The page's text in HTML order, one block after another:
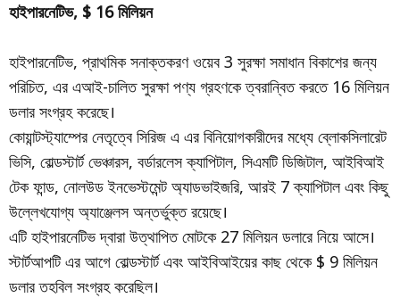
হাইপারনেটিভ, $ 16 মিলিয়ন
হাইপারনেটিভ, প্রাথমিক সনাক্তকরণ ওয়েব 3 সুরক্ষা সমাধান বিকাশের জন্য
পরিচিত, এর এআই-চালিত সুরক্ষা পণ্য গ্রহণকে ত্বরান্বিত করতে 16 মিলিয়ন
ডলার সংগ্রহ করেছে।
কোয়ান্টস্ট্যাম্পের নেতৃত্বে সিরিজ এ এর ​​বিনিয়োগকারীদের মধ্যে ব্লোকসিলারেট
ভিসি, বোল্ডস্টার্ট ভেঞ্চারস, বর্ডারলেস ক্যাপিটাল, সিএমটি ডিজিটাল, আইবিআই
টেক ফান্ড, নোলউড ইনভেস্টমেন্ট অ্যাডভাইজরি, আরই 7 ক্যাপিটাল এবং কিছু
উল্লেখযোগ্য অ্যাঞ্জেলস অন্তর্ভুক্ত রয়েছে।
এটি হাইপারনেটিভ দ্বারা উত্থাপিত মোটকে 27 মিলিয়ন ডলারে নিয়ে আসে।
স্টার্টআপটি এর আগে বোল্ডস্টার্ট এবং আইবিআইয়ের কাছ থেকে $ 9 মিলিয়ন
ডলার তহবিল সংগ্রহ করেছিল।